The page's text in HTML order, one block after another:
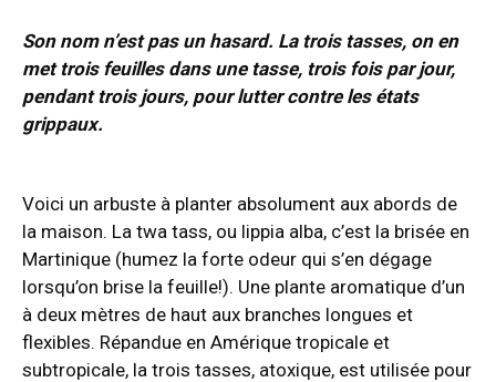
Son nom n’est pas un hasard. La trois tasses, on en
met trois feuilles dans une tasse, trois fois par jour,
pendant trois jours, pour lutter contre les états
grippaux.
Voici un arbuste à planter absolument aux abords de
la maison. La twa tass, ou lippia alba, c’est la brisée en
Martinique (humez la forte odeur qui s’en dégage
lorsqu’on brise la feuille!). Une plante aromatique d’un
à deux mètres de haut aux branches longues et
flexibles. Répandue en Amérique tropicale et
subtropicale, la trois tasses, atoxique, est utilisée pour